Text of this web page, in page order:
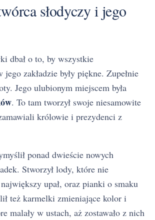
słodyczy i jego
dbał o to, by wszystkie
jego zakładzie były piękne. Zupełnie
Jego ulubionym miejscem była
. To tam tworzył swoje niesamowite
królowie i prezydenci z
ponad dwieście nowych
Stworzył lody, które nie
upał, oraz pianki o smaku
też karmelki zmieniające kolor i
malały w ustach, aż zostawało z nich